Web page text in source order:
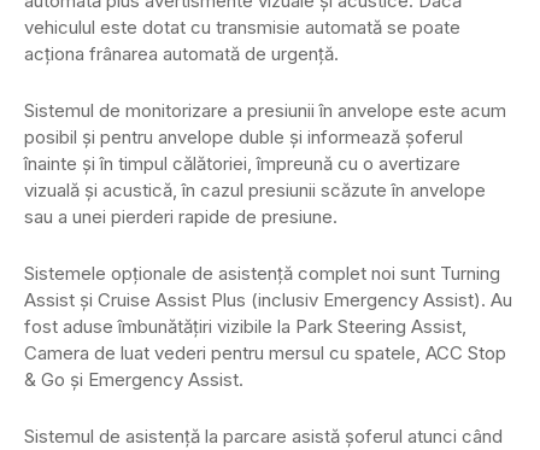
vehiculul este dotat cu transmisie automată se poate
acționa frânarea automată de urgență.
Sistemul de monitorizare a presiunii în anvelope este acum
posibil și pentru anvelope duble și informează șoferul
înainte și în timpul călătoriei, împreună cu o avertizare
vizuală și acustică, în cazul presiunii scăzute în anvelope
sau a unei pierderi rapide de presiune.
Sistemele opționale de asistență complet noi sunt Turning
Assist și Cruise Assist Plus (inclusiv Emergency Assist). Au
fost aduse îmbunătățiri vizibile la Park Steering Assist,
Camera de luat vederi pentru mersul cu spatele, ACC Stop
& Go și Emergency Assist.
Sistemul de asistență la parcare asistă șoferul atunci când